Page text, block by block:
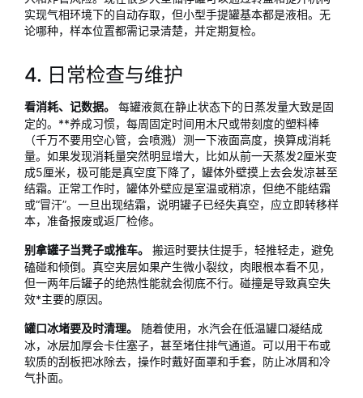
实现气相环境下的自动存取，但小型手提罐基本都是液相。无
论哪种，样本位置都需记录清楚，并定期复检。
4. 日常检查与维护
看消耗、记数据。
每罐液氮在静止状态下的日蒸发量大致是固
定的。**养成习惯，每周固定时间用木尺或带刻度的塑料棒
（千万不要用空心管，会喷溅）测一下液面高度，换算成消耗
量。如果发现消耗量突然明显增大，比如从前一天蒸发2厘米变
成5厘米，极可能是真空度下降了，罐体外壁摸上去会发凉甚至
结霜。正常工作时，罐体外壁应是室温或稍凉，但绝不能结霜
或“冒汗”。一旦出现结霜，说明罐子已经失真空，应立即转移样
本，准备报废或返厂检修。
别拿罐子当凳子或推车。
搬运时要扶住提手，轻推轻走，避免
磕碰和倾倒。真空夹层如果产生微小裂纹，肉眼根本看不见，
但一两年后罐子的绝热性能就会彻底不行。碰撞是导致真空失
效*主要的原因。
罐口冰堵要及时清理。
随着使用，水汽会在低温罐口凝结成
冰，冰层加厚会卡住塞子，甚至堵住排气通道。可以用干布或
软质的刮板把冰除去，操作时戴好面罩和手套，防止冰屑和冷
气扑面。